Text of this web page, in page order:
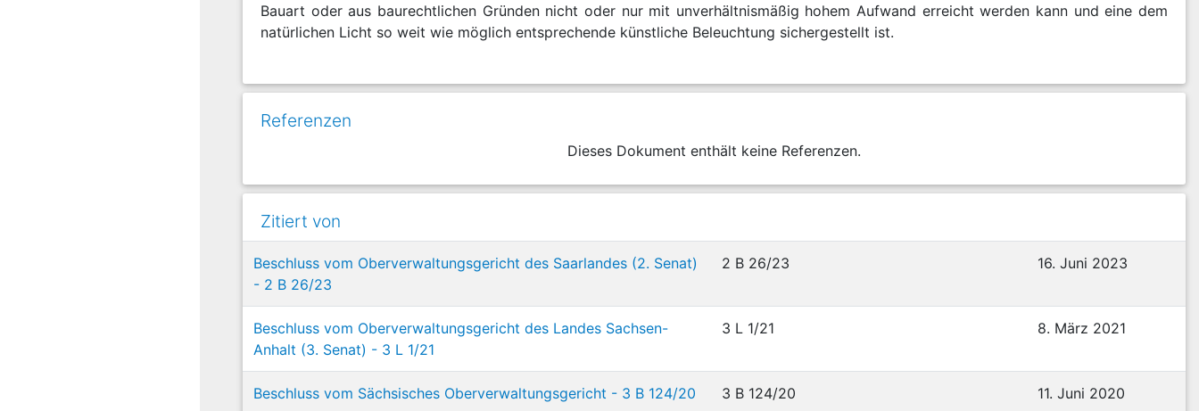
Bauart oder aus baurechtlichen Gründen nicht oder nur mit unverhältnismäßig hohem Aufwand erreicht werden kann und eine dem
natürlichen Licht so weit wie möglich entsprechende künstliche Beleuchtung sichergestellt ist.
Referenzen
Dieses Dokument enthält keine Referenzen.
Zitiert von
Beschluss vom Oberverwaltungsgericht des Saarlandes (2. Senat)
- 2 B 26/23
2 B 26/23 16. Juni 2023
Beschluss vom Oberverwaltungsgericht des Landes Sachsen-
Anhalt (3. Senat) - 3 L 1/21
3 L 1/21 8. März 2021
Beschluss vom Sächsisches Oberverwaltungsgericht - 3 B 124/20 3 B 124/20 11. Juni 2020